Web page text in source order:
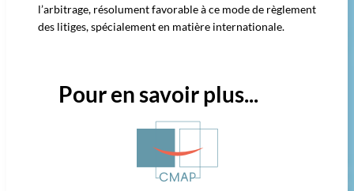
l’arbitrage, résolument favorable à ce mode de règlement
des litiges, spécialement en matière internationale.
Pour en savoir plus...